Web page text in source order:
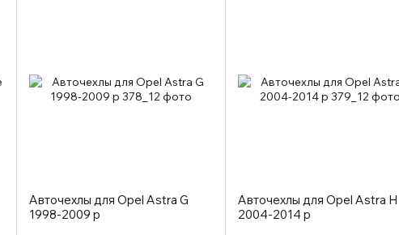
Авточехлы для Opel Astra G
1998-2009 р
Авточехлы для Opel Astra H
2004-2014 р